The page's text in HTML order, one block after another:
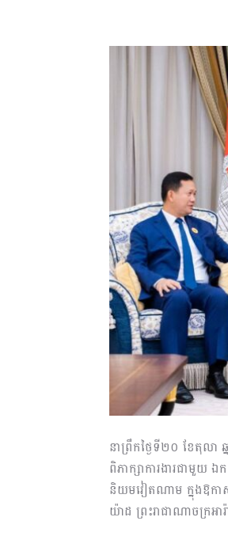
នាព្រឹកថ្ងៃទី២០ ខែតុលា
ពិភាក្សាការងារជាមួយ
និយមវៀតណាម ក្នុងឱកា
យ៉ាដ ព្រះរាជាណាចក្រអ